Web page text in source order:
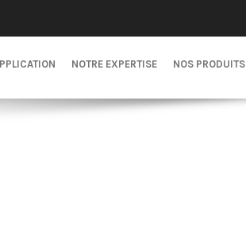
NOTRE EXPERTISE NOS PRODUITS